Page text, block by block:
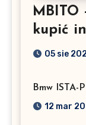
MBITO
kupić
05 sie
Bmw ISTA-
12 mar